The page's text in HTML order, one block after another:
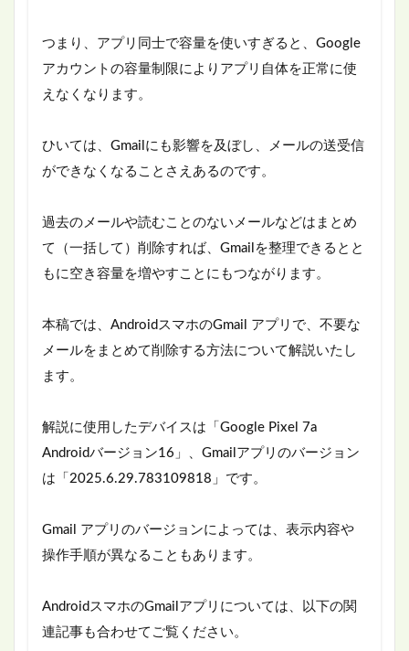
つまり、アプリ同士で容量を使いすぎると、Google
アカウントの容量制限によりアプリ自体を正常に使
えなくなります。
ひいては、Gmailにも影響を及ぼし、メールの送受信
ができなくなることさえあるのです。
過去のメールや読むことのないメールなどはまとめ
て（一括して）削除すれば、Gmailを整理できるとと
もに空き容量を増やすことにもつながります。
本稿では、AndroidスマホのGmail アプリで、不要な
メールをまとめて削除する方法について解説いたし
ます。
解説に使用したデバイスは「Google Pixel 7a
Androidバージョン16」、Gmailアプリのバージョン
は「2025.6.29.783109818」です。
Gmail アプリのバージョンによっては、表示内容や
操作手順が異なることもあります。
AndroidスマホのGmailアプリについては、以下の関
連記事も合わせてご覧ください。